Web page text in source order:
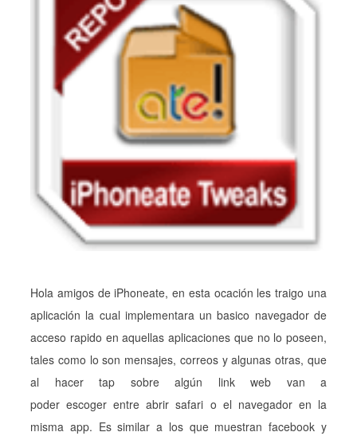
Hola amigos de iPhoneate, en esta ocación les traigo una
aplicación la cual implementara un basico navegador de
acceso rapido en aquellas aplicaciones que no lo poseen,
tales como lo son mensajes, correos y algunas otras, que
al hacer tap sobre algún link web van a
poder escoger entre abrir safari o el navegador en la
misma app. Es similar a los que muestran facebook y